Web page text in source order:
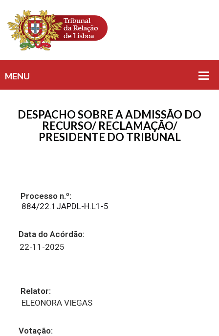
DESPACHO SOBRE A ADMISSÃO DO
RECURSO/ RECLAMAÇÃO/
PRESIDENTE DO TRIBUNAL
Processo n.º:
884/22.1JAPDL-H.L1-5
Data do Acórdão:
22-11-2025
Relator:
ELEONORA VIEGAS
Votação: